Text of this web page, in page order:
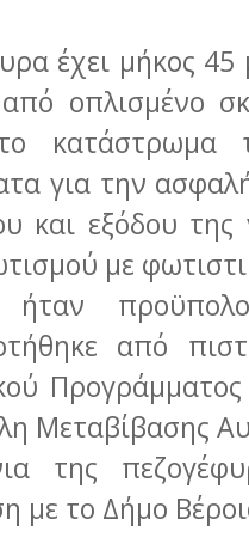
έχει μήκος
οπλισμένο
κατάστρωμα
για την
και εξόδου
με
από
Μεταβίβασης
της
με το Δήμο